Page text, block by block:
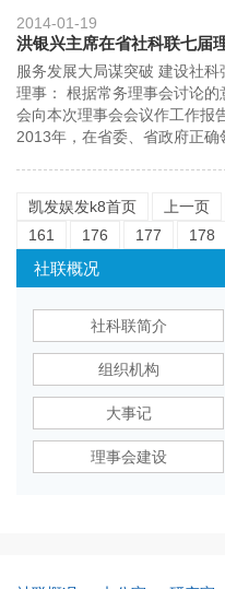
2014-01-19
洪银兴主席在省社科联七届
服务发展大局谋突破 建设社
理事： 根据常务理事会讨论
会向本次理事会会议作工作报
2013年，在省委、省政府正确
凯发娱发k8首页 上一页
161
176 177 178
社联概况
社科联简介
组织机构
大事记
理事会建设